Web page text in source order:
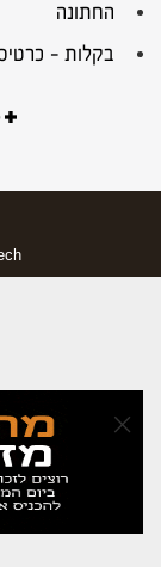
החתונה
בקלות –
×